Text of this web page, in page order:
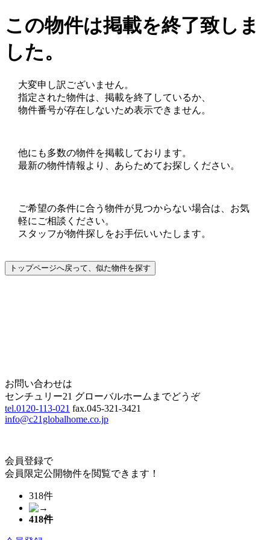
この物件は掲載を終了致しま
した。
大変申し訳ございません。
指定された物件は、掲載を終了しているか、
物件番号が存在しないため表示できません。
他にも多数の物件を掲載しております。
最新の物件情報より、あらためてお探しください。
ご希望の条件に合う物件が見つからない場合は、お気
軽にご相談ください。
スタッフが物件探しをお手伝いいたします。
お問い合わせは
センチュリー21 グローバルホームまでどうぞ
tel.0120-113-021 fax.045-321-3421
info@c21globalhome.co.jp
会員登録で
会員限定公開物件を閲覧できます！
318件
418件